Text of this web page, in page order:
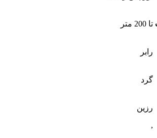
تا 200 متر
رابر
گرد
رزین
,